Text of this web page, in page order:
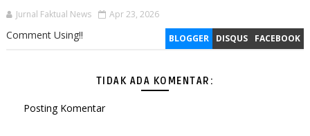
Jurnal Faktual News Apr 23, 2026
BLOGGER DISQUS FACEBOOK
Comment Using!!
TIDAK ADA KOMENTAR:
Posting Komentar